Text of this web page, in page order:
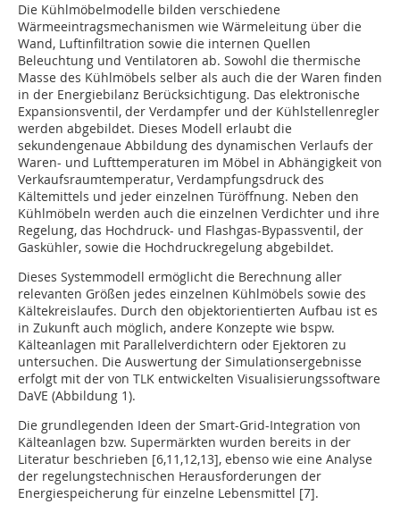
Die Kühlmöbelmodelle bilden verschiedene
Wärmeeintragsmechanismen wie Wärmeleitung über die
Wand, Luftinfiltration sowie die internen Quellen
Beleuchtung und Ventilatoren ab. Sowohl die thermische
Masse des Kühlmöbels selber als auch die der Waren finden
in der Energiebilanz Berücksichtigung. Das elektronische
Expansionsventil, der Verdampfer und der Kühlstellenregler
werden abgebildet. Dieses Modell erlaubt die
sekundengenaue Abbildung des dynamischen Verlaufs der
Waren- und Lufttemperaturen im Möbel in Abhängigkeit von
Verkaufsraumtemperatur, Verdampfungsdruck des
Kältemittels und jeder einzelnen Türöffnung. Neben den
Kühlmöbeln werden auch die einzelnen Verdichter und ihre
Regelung, das Hochdruck- und Flashgas-Bypassventil, der
Gaskühler, sowie die Hochdruckregelung abgebildet.
Dieses Systemmodell ermöglicht die Berechnung aller
relevanten Größen jedes einzelnen Kühlmöbels sowie des
Kältekreislaufes. Durch den objektorientierten Aufbau ist es
in Zukunft auch möglich, andere Konzepte wie bspw.
Kälteanlagen mit Parallelverdichtern oder Ejektoren zu
untersuchen. Die Auswertung der Simulationsergebnisse
erfolgt mit der von TLK entwickelten Visualisierungssoftware
DaVE (Abbildung 1).
Die grundlegenden Ideen der Smart-Grid-Integration von
Kälteanlagen bzw. Supermärkten wurden bereits in der
Literatur beschrieben [6,11,12,13], ebenso wie eine Analyse
der regelungstechnischen Herausforderungen der
Energiespeicherung für einzelne Lebensmittel [7].